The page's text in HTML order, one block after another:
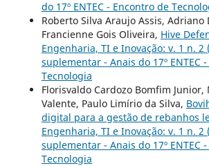
do 17º ENTEC - Encontro de
Roberto Silva Araujo Assis, Adriano
Francienne Gois Oliveira, Hive
Engenharia, TI e Inovação: v. 1 n. 2
suplementar - Anais do 17º ENTEC
Tecnologia
Florisvaldo Cardozo Bomfim Junior,
Valente, Paulo Limírio da Silva,
digital para a gestão de rebanhos
Engenharia, TI e Inovação: v. 1 n. 2
suplementar - Anais do 17º ENTEC
Tecnologia